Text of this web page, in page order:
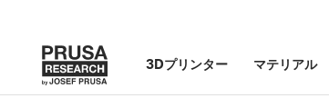
3Dプリンター マテリアル